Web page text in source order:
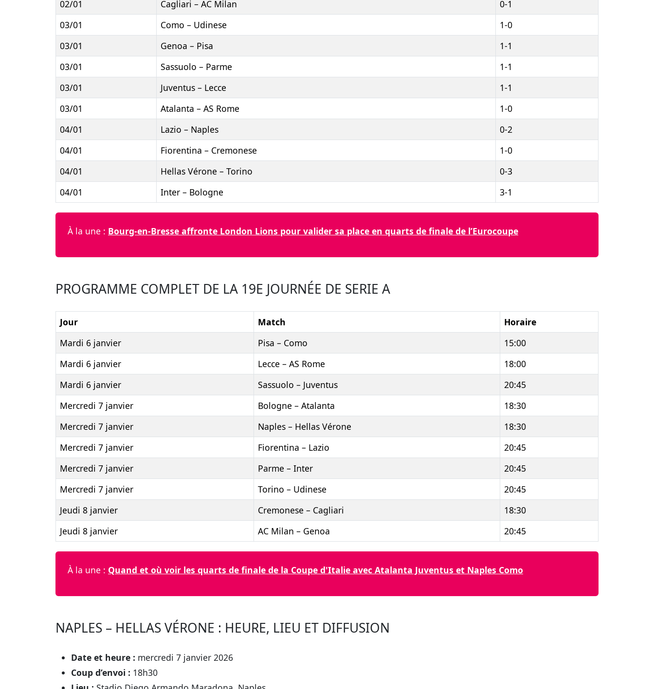
02/01
Cagliari – AC Milan
0-1
03/01
Como – Udinese
1-0
03/01
Genoa – Pisa
1-1
03/01
Sassuolo – Parme
1-1
03/01
Juventus – Lecce
1-1
03/01
Atalanta – AS Rome
1-0
04/01
Lazio – Naples
0-2
04/01
Fiorentina – Cremonese
1-0
04/01
Hellas Vérone – Torino
0-3
04/01
Inter – Bologne 3-1
À la une : Bourg-en-Bresse affronte London Lions pour valider sa place en quarts de finale de l’Eurocoupe
PROGRAMME COMPLET DE LA 19E JOURNÉE DE SERIE A
Jour Match
Horaire
Mardi 6 janvier
Pisa – Como
15:00
Mardi 6 janvier
Lecce – AS Rome
18:00
Mardi 6 janvier
Sassuolo – Juventus
20:45
Mercredi 7 janvier
Bologne – Atalanta
18:30
Mercredi 7 janvier
Naples – Hellas Vérone
18:30
Mercredi 7 janvier
Fiorentina – Lazio
20:45
Mercredi 7 janvier
Parme – Inter
20:45
Mercredi 7 janvier
Torino – Udinese
20:45
Jeudi 8 janvier
Cremonese – Cagliari
18:30
Jeudi 8 janvier
AC Milan – Genoa 20:45
À la une : Quand et où voir les quarts de finale de la Coupe d'Italie avec Atalanta Juventus et Naples Como
NAPLES – HELLAS VÉRONE : HEURE, LIEU ET DIFFUSION
Date et heure : mercredi 7 janvier 2026
Coup d’envoi : 18h30